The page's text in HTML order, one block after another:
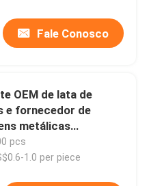
Fale Conosco
OEM de lata de
e fornecedor de
metálicas
pcs
1.0 per piece